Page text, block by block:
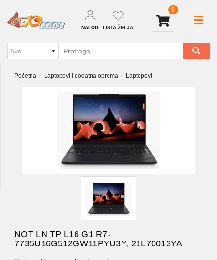
NALOG LISTA ŽELJA
0
Početna Laptopovi i dodatna oprema Laptopovi
NOT LN TP L16 G1 R7-
7735U16G512GW11PYU3Y, 21L70013YA